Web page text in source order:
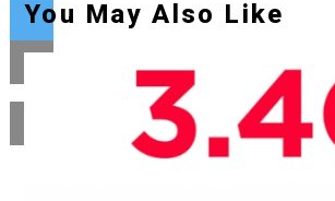
You May Also Like